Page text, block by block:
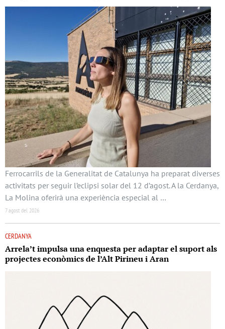
Ferrocarrils de la Generalitat de Catalunya ha preparat diverses
activitats per seguir l’eclipsi solar del 12 d’agost. A la Cerdanya,
La Molina oferirà una experiència especial al …
7 agost del 2026
CERDANYA
Arrela’t impulsa una enquesta per adaptar el suport als
projectes econòmics de l’Alt Pirineu i Aran